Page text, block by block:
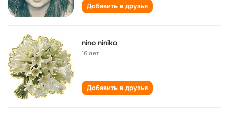
Добавить в друзья
nino niniko
16 лет
Добавить в друзья